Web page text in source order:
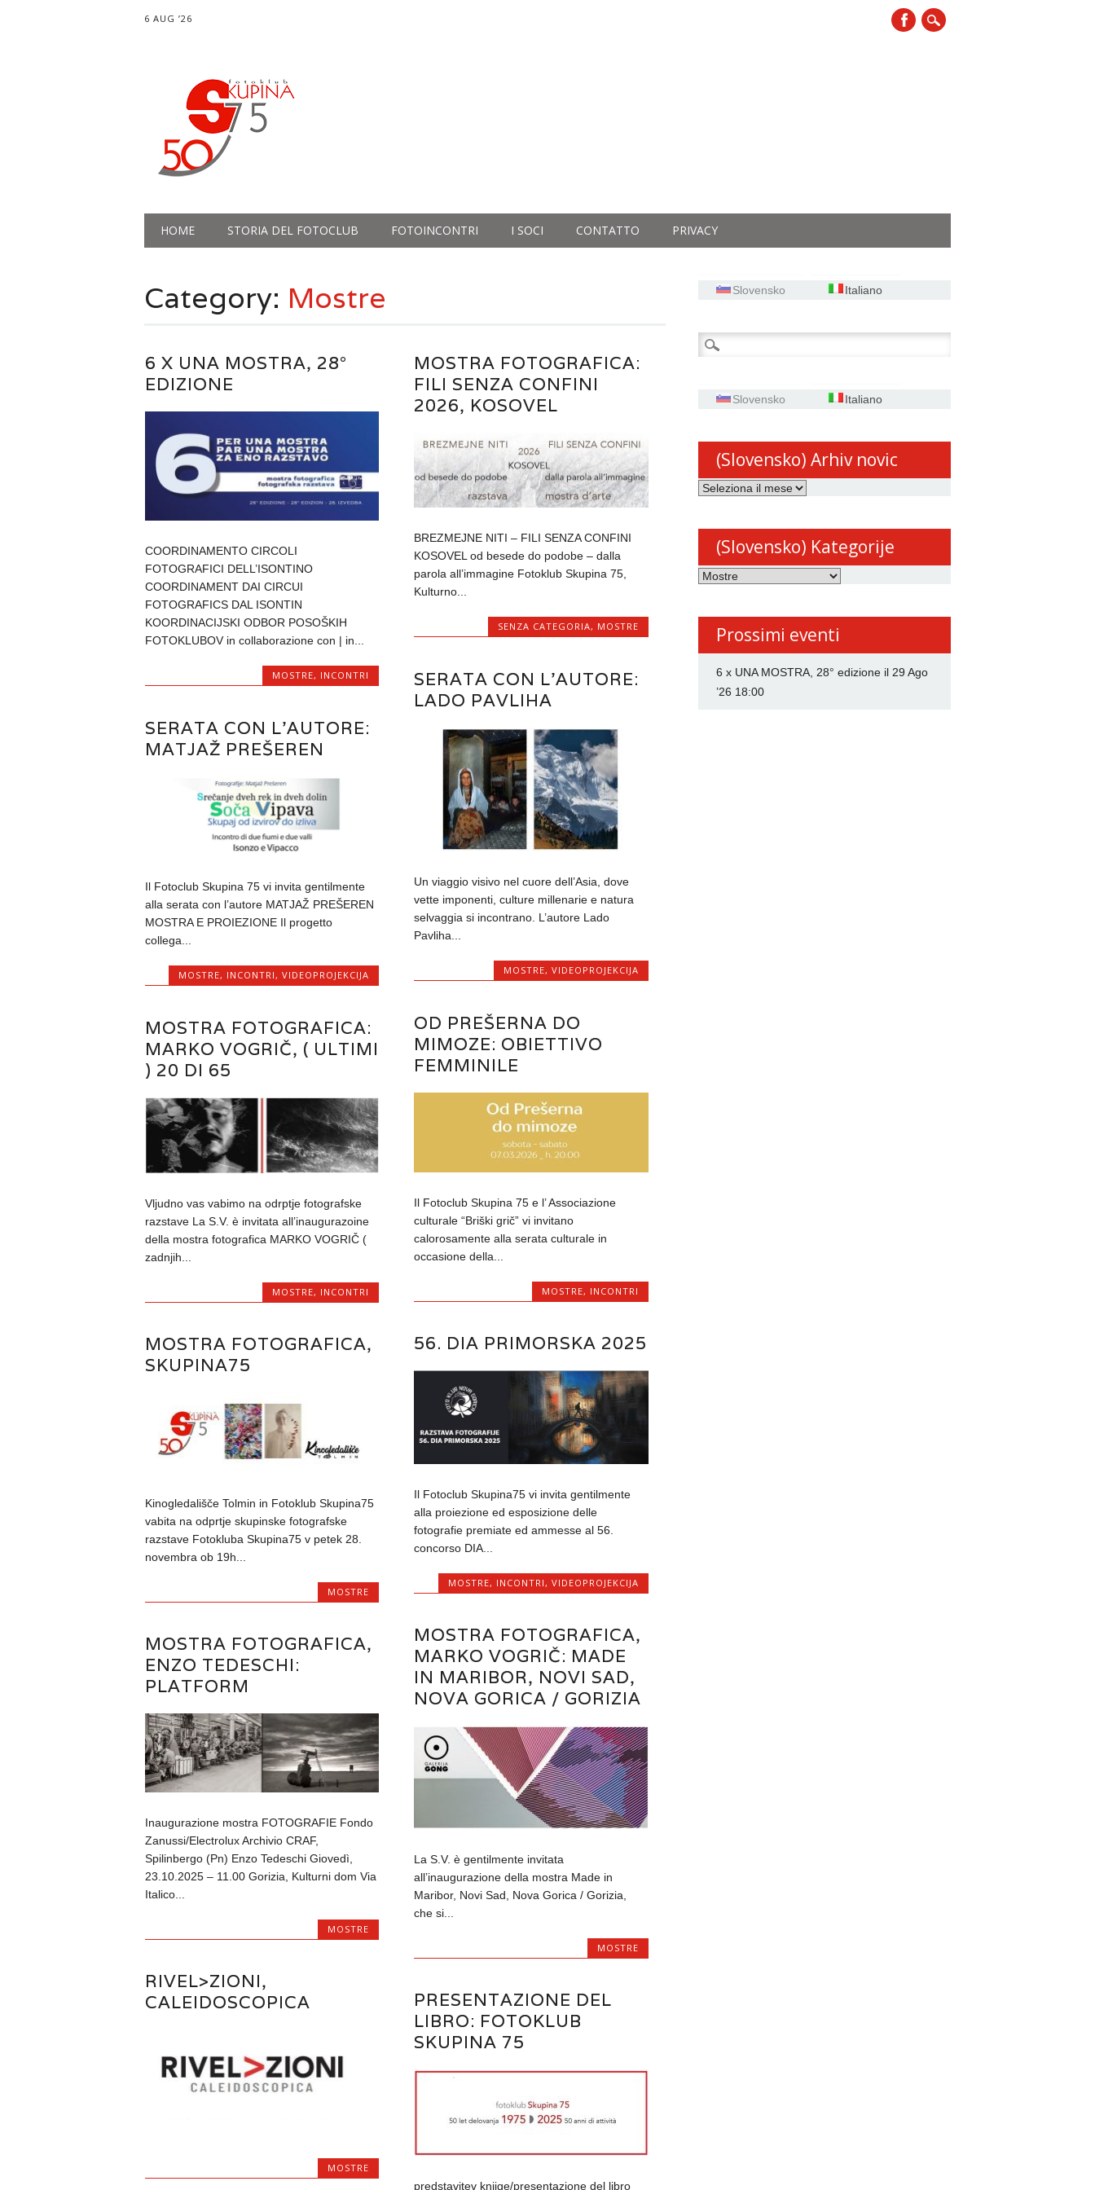
6 AUG ’26
Main menu
HOME STORIA DEL FOTOCLUB FOTOINCONTRI I SOCI CONTATTO PRIVACY
Category: Mostre
6 X UNA MOSTRA, 28°
EDIZIONE
COORDINAMENTO CIRCOLI
FOTOGRAFICI DELL’ISONTINO
COORDINAMENT DAI CIRCUI
FOTOGRAFICS DAL ISONTIN
KOORDINACIJSKI ODBOR POSOŠKIH
FOTOKLUBOV in collaborazione con | in...
MOSTRE, INCONTRI
MOSTRA FOTOGRAFICA:
FILI SENZA CONFINI
2026, KOSOVEL
BREZMEJNE NITI – FILI SENZA CONFINI
KOSOVEL od besede do podobe – dalla
parola all’immagine Fotoklub Skupina 75,
Kulturno...
SENZA CATEGORIA, MOSTRE
SERATA CON L’AUTORE:
LADO PAVLIHA
Un viaggio visivo nel cuore dell’Asia, dove
vette imponenti, culture millenarie e natura
selvaggia si incontrano. L’autore Lado
Pavliha...
MOSTRE, VIDEOPROJEKCIJA
SERATA CON L’AUTORE:
MATJAŽ PREŠEREN
Il Fotoclub Skupina 75 vi invita gentilmente
alla serata con l’autore MATJAŽ PREŠEREN
MOSTRA E PROIEZIONE Il progetto
collega...
MOSTRE, INCONTRI, VIDEOPROJEKCIJA
OD PREŠERNA DO
MIMOZE: OBIETTIVO
FEMMINILE
Il Fotoclub Skupina 75 e l’ Associazione
culturale “Briški grič” vi invitano
calorosamente alla serata culturale in
occasione della...
MOSTRE, INCONTRI
MOSTRA FOTOGRAFICA:
MARKO VOGRIČ, ( ULTIMI
) 20 DI 65
Vljudno vas vabimo na odrptje fotografske
razstave La S.V. è invitata all’inaugurazoine
della mostra fotografica MARKO VOGRIČ (
zadnjih...
MOSTRE, INCONTRI
56. DIA PRIMORSKA 2025
Il Fotoclub Skupina75 vi invita gentilmente
alla proiezione ed esposizione delle
fotografie premiate ed ammesse al 56.
concorso DIA...
MOSTRE, INCONTRI , VIDEOPROJEKCIJA
MOSTRA FOTOGRAFICA,
SKUPINA75
Kinogledališče Tolmin in Fotoklub Skupina75
vabita na odprtje skupinske fotografske
razstave Fotokluba Skupina75 v petek 28.
novembra ob 19h...
MOSTRE
MOSTRA FOTOGRAFICA,
MARKO VOGRIČ: MADE
IN MARIBOR, NOVI SAD,
NOVA GORICA / GORIZIA
La S.V. è gentilmente invitata
all’inaugurazione della mostra Made in
Maribor, Novi Sad, Nova Gorica / Gorizia,
che si...
MOSTRE
MOSTRA FOTOGRAFICA,
ENZO TEDESCHI:
PLATFORM
Inaugurazione mostra FOTOGRAFIE Fondo
Zanussi/Electrolux Archivio CRAF,
Spilinbergo (Pn) Enzo Tedeschi Giovedì,
23.10.2025 – 11.00 Gorizia, Kulturni dom Via
Italico...
MOSTRE
RIVEL>ZIONI,
CALEIDOSCOPICA
MOSTRE
PRESENTAZIONE DEL
LIBRO: FOTOKLUB
SKUPINA 75
predstavitev knjige/presentazione del libro
Slovensko Italiano
Ricerca
per:
Slovensko Italiano
(Slovensko) Arhiv novic
(Slovensko)
(Slovensko) Kategorije
(Slovensko)
Prossimi eventi
6 x UNA MOSTRA, 28° edizioneil 29 Ago
’26 18:00